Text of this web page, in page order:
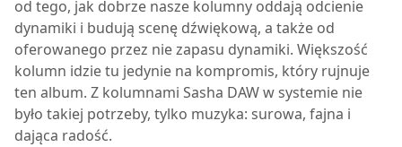
od tego, jak dobrze nasze kolumny oddają odcienie
dynamiki i budują scenę dźwiękową, a także od
oferowanego przez nie zapasu dynamiki. Większość
kolumn idzie tu jedynie na kompromis, który rujnuje
ten album. Z kolumnami Sasha DAWw systemie nie
było takiej potrzeby, tylko muzyka: surowa, fajna i
dająca radość.